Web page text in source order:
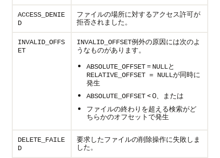
ACCESS_DENIE
D
ファイルの場所に対するアクセス許可が
拒否されました。
INVALID_OFFS
ET
INVALID_OFFSET例外の原因には次のよ
うなものがあります。
ABSOLUTE_OFFSET = NULLと
RELATIVE_OFFSET = NULLが同時に
発生
ABSOLUTE_OFFSET < 0、または
ファイルの終わりを超える検索がど
ちらかのオフセットで発生
DELETE_FAILE
D
要求したファイルの削除操作に失敗しま
した。